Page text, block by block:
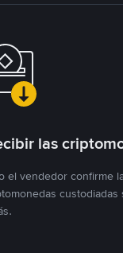
las
el vendedor confirme
custodiadas